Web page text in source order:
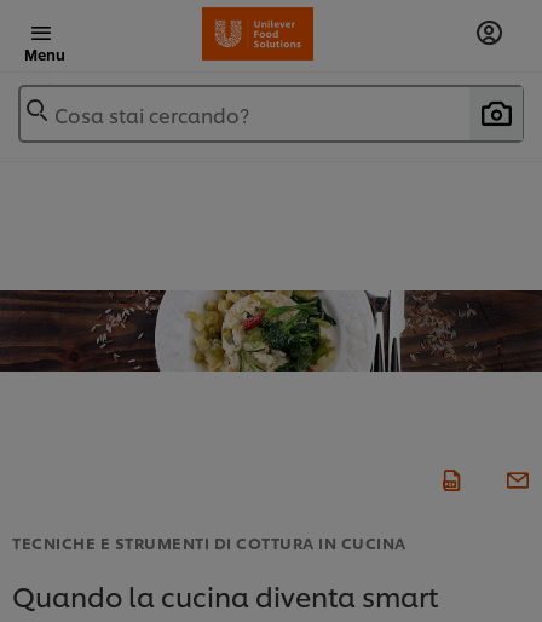
Menu
Cosa stai cercando?
TECNICHE E STRUMENTI DI COTTURA IN CUCINA
Quando la cucina diventa smart